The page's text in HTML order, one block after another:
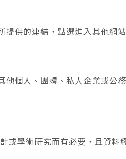
供的連結，點選進入其他網
個人、團體、私人企業或公
或學術研究而有必要，且資